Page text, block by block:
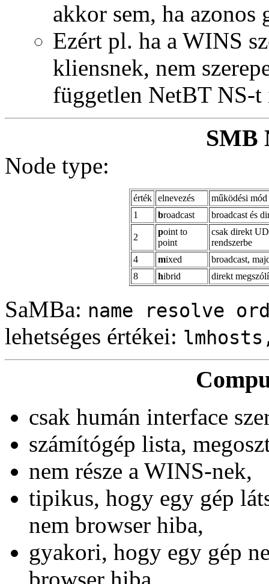
akkor sem, ha azonos
Ezért pl. ha a WINS
kliensnek, nem
független NetBT NS-t
SMB
Node type:
érték elnevezés
működési mód
1
broadcast broadcast és
2
point to
point
csak direkt
rendszerbe
4
mixed
broadcast,
8
hibrid direkt
SaMBa: name resolve
lehetséges értékei:
csak humán interface
számítógép lista,
nem része a WINS-nek,
tipikus, hogy egy gép
nem browser hiba,
gyakori, hogy egy gép